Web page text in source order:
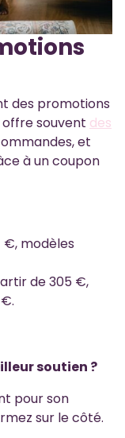
des promotions
souvent des
et
à un coupon
€, modèles
de 305 €,
soutien ?
pour son
sur le côté.